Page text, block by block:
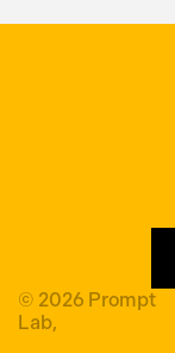
© 2026 Prompt
Lab,